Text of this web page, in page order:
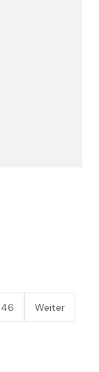
46 Weiter